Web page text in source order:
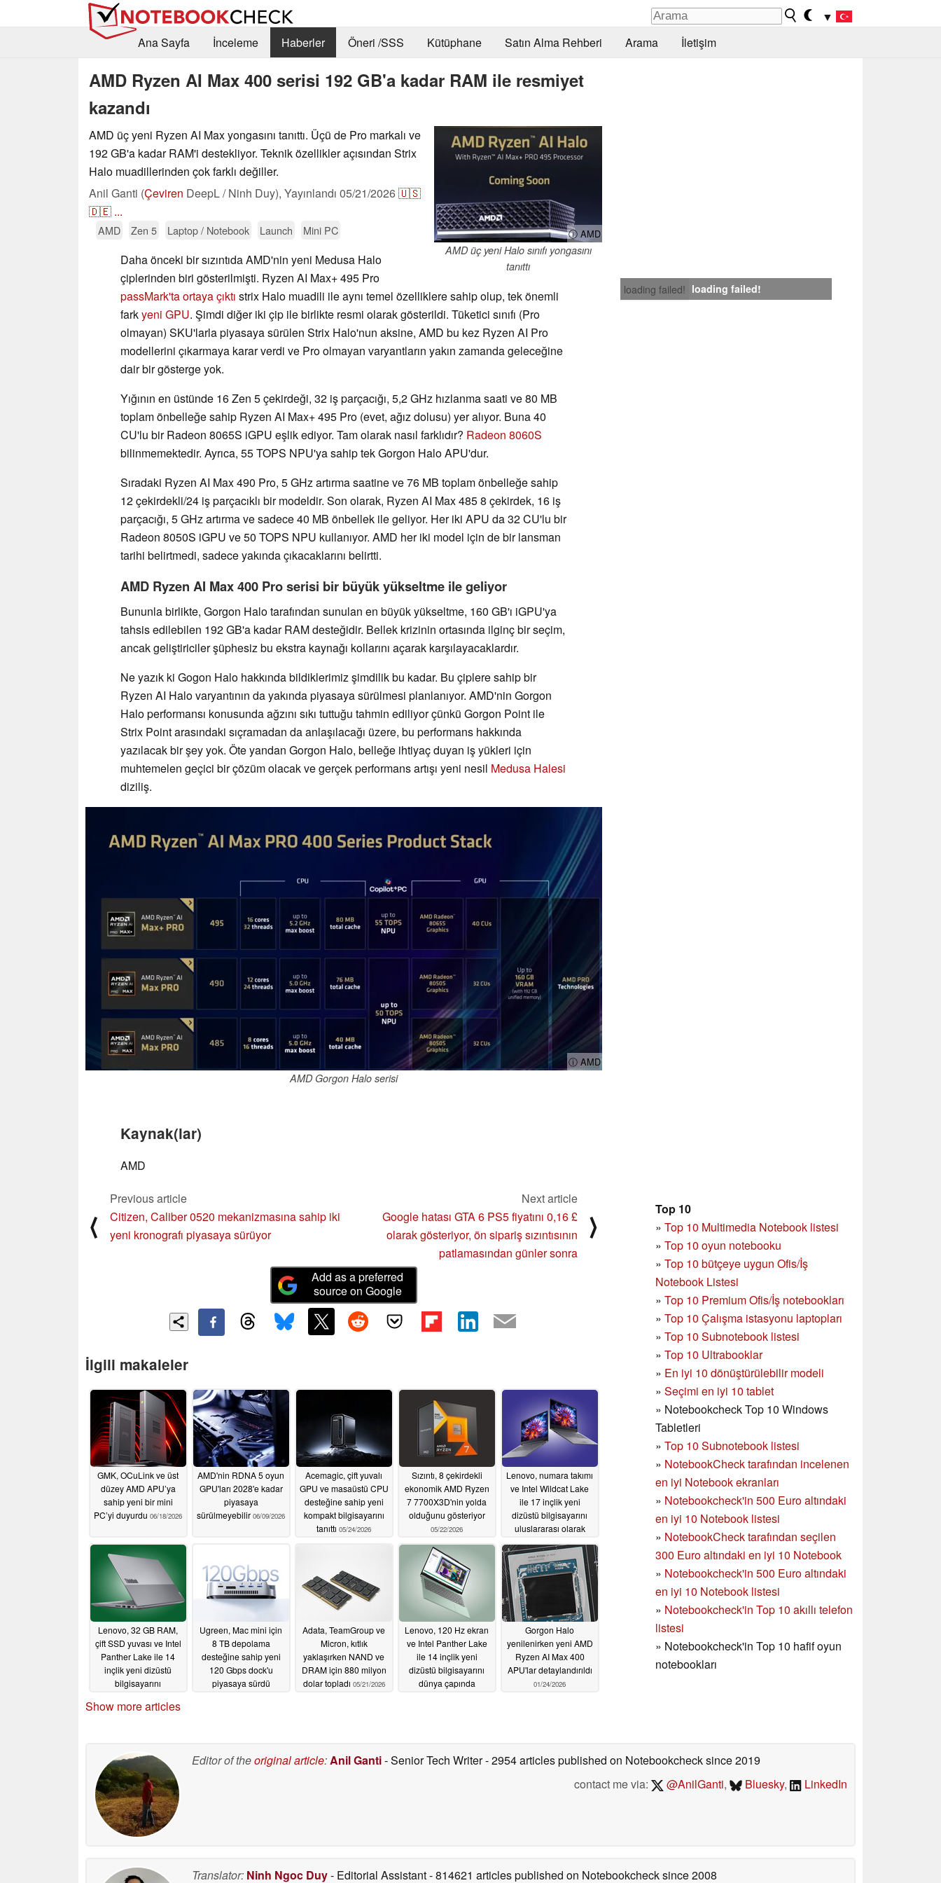
▼
Ana Sayfa
İnceleme Haberler Öneri /SSS Kütüphane Satın Alma Rehberi Arama İletişim
AMD Ryzen AI Max 400 serisi 192 GB'a kadar RAM ile resmiyet
kazandı
ⓘ AMD
AMD üç yeni Halo sınıfı yongasını
tanıttı
AMD üç yeni Ryzen AI Max yongasını tanıttı. Üçü de Pro markalı ve
192 GB'a kadar RAM'i destekliyor. Teknik özellikler açısından Strix
Halo muadillerinden çok farklı değiller.
Anil Ganti (Çeviren DeepL / Ninh Duy), Yayınlandı 05/21/2026🇺🇸
🇩🇪 ...
AMD Zen 5 Laptop / Notebook Launch Mini PC
loading failed! loading failed!
Daha önceki bir sızıntıda AMD'nin yeni Medusa Halo
çiplerinden biri gösterilmişti. Ryzen AI Max+ 495 Pro
passMark'ta ortaya çıktı strix Halo muadili ile aynı temel özelliklere sahip olup, tek önemli
farkyeni GPU. Şimdi diğer iki çip ile birlikte resmi olarak gösterildi. Tüketici sınıfı (Pro
olmayan) SKU'larla piyasaya sürülen Strix Halo'nun aksine, AMD bu kez Ryzen AI Pro
modellerini çıkarmaya karar verdi ve Pro olmayan varyantların yakın zamanda geleceğine
dair bir gösterge yok.
Yığının en üstünde 16 Zen 5 çekirdeği, 32 iş parçacığı, 5,2 GHz hızlanma saati ve 80 MB
toplam önbelleğe sahip Ryzen AI Max+ 495 Pro (evet, ağız dolusu) yer alıyor. Buna 40
CU'lu bir Radeon 8065S iGPU eşlik ediyor. Tam olarak nasıl farklıdır? Radeon 8060S
bilinmemektedir. Ayrıca, 55 TOPS NPU'ya sahip tek Gorgon Halo APU'dur.
Sıradaki Ryzen AI Max 490 Pro, 5 GHz artırma saatine ve 76 MB toplam önbelleğe sahip
12 çekirdekli/24 iş parçacıklı bir modeldir. Son olarak, Ryzen AI Max 485 8 çekirdek, 16 iş
parçacığı, 5 GHz artırma ve sadece 40 MB önbellek ile geliyor. Her iki APU da 32 CU'lu bir
Radeon 8050S iGPU ve 50 TOPS NPU kullanıyor. AMD her iki model için de bir lansman
tarihi belirtmedi, sadece yakında çıkacaklarını belirtti.
AMD Ryzen AI Max 400 Pro serisi bir büyük yükseltme ile geliyor
Bununla birlikte, Gorgon Halo tarafından sunulan en büyük yükseltme, 160 GB'ı iGPU'ya
tahsis edilebilen 192 GB'a kadar RAM desteğidir. Bellek krizinin ortasında ilginç bir seçim,
ancak geliştiriciler şüphesiz bu ekstra kaynağı kollarını açarak karşılayacaklardır.
Ne yazık ki Gogon Halo hakkında bildiklerimiz şimdilik bu kadar. Bu çiplere sahip bir
Ryzen AI Halo varyantının da yakında piyasaya sürülmesi planlanıyor. AMD'nin Gorgon
Halo performansı konusunda ağzını sıkı tuttuğu tahmin ediliyor çünkü Gorgon Point ile
Strix Point arasındaki sıçramadan da anlaşılacağı üzere, bu performans hakkında
yazılacak bir şey yok. Öte yandan Gorgon Halo, belleğe ihtiyaç duyan iş yükleri için
muhtemelen geçici bir çözüm olacak ve gerçek performans artışı yeni nesil Medusa Halesi
diziliş.
ⓘ AMD
AMD Gorgon Halo serisi
Kaynak(lar)
AMD
Top 10
» Top 10 Multimedia Notebook listesi
» Top 10 oyun notebooku
» Top 10 bütçeye uygun Ofis/İş
Notebook Listesi
» Top 10 Premium Ofis/İş notebookları
» Top 10 Çalışma istasyonu laptopları
» Top 10 Subnotebook listesi
» Top 10 Ultrabooklar
» En iyi 10 dönüştürülebilir modeli
» Seçimi en iyi 10 tablet
» Notebookcheck Top 10 Windows
Tabletleri
» Top 10 Subnotebook listesi
» NotebookCheck tarafından incelenen
en iyi Notebook ekranları
» Notebookcheck'in 500 Euro altındaki
en iyi 10 Notebook listesi
» NotebookCheck tarafından seçilen
300 Euro altındaki en iyi 10 Notebook
» Notebookcheck'in 500 Euro altındaki
en iyi 10 Notebook listesi
» Notebookcheck'in Top 10 akıllı telefon
listesi
» Notebookcheck'in Top 10 hafif oyun
notebookları
⟨
Previous article
Citizen, Caliber 0520 mekanizmasına sahip iki
yeni kronografı piyasaya sürüyor
Next article
Google hatası GTA 6 PS5 fiyatını 0,16 £
olarak gösteriyor, ön sipariş sızıntısının
patlamasından günler sonra
⟩
Add as a preferred
source on Google
İlgili makaleler
GMK, OCuLink ve üst
düzey AMD APU’ya
sahip yeni bir mini
PC’yi duyurdu 06/18/2026
AMD'nin RDNA 5 oyun
GPU'ları 2028'e kadar
piyasaya
sürülmeyebilir 06/09/2026
Acemagic, çift yuvalı
GPU ve masaüstü CPU
desteğine sahip yeni
kompakt bilgisayarını
tanıttı 05/24/2026
Sızıntı, 8 çekirdekli
ekonomik AMD Ryzen
7 7700X3D'nin yolda
olduğunu gösteriyor
05/22/2026
Lenovo, numara takımı
ve Intel Wildcat Lake
ile 17 inçlik yeni
dizüstü bilgisayarını
uluslararası olarak
05/22/2026
Lenovo, 32 GB RAM,
çift SSD yuvası ve Intel
Panther Lake ile 14
inçlik yeni dizüstü
bilgisayarını
piyasaya sürdü
Ugreen, Mac mini için
8 TB depolama
desteğine sahip yeni
120 Gbps dock'u
piyasaya sürdü
Adata, TeamGroup ve
Micron, kıtlık
yaklaşırken NAND ve
DRAM için 880 milyon
dolar topladı 05/21/2026
Lenovo, 120 Hz ekran
ve Intel Panther Lake
ile 14 inçlik yeni
dizüstü bilgisayarını
dünya çapında
Gorgon Halo
yenilenirken yeni AMD
Ryzen AI Max 400
APU'lar detaylandırıldı
01/24/2026
Show more articles
Editor of theoriginal article:Anil Ganti- Senior Tech Writer- 2954 articles published on Notebookchecksince 2019
contact me via:
@AnilGanti, Bluesky, LinkedIn
Translator: Ninh Ngoc Duy- Editorial Assistant- 814621 articles published on Notebookchecksince 2008